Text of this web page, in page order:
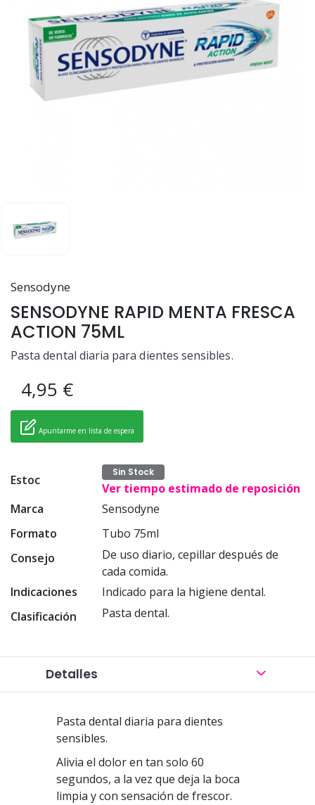
Sensodyne
SENSODYNE RAPID MENTA FRESCA
ACTION 75ML
Pasta dental diaria para dientes sensibles.
4,95 €
Apuntarme en lista de espera
Estoc
Sin Stock
Ver tiempo estimado de reposición
Marca
Sensodyne
Formato
Tubo 75ml
Consejo
De uso diario, cepillar después de
cada comida.
Indicaciones
Indicado para la higiene dental.
Clasificación
Pasta dental.
Detalles
Pasta dental diaria para dientes
sensibles.
Alivia el dolor en tan solo 60
segundos, a la vez que deja la boca
limpia y con sensación de frescor.